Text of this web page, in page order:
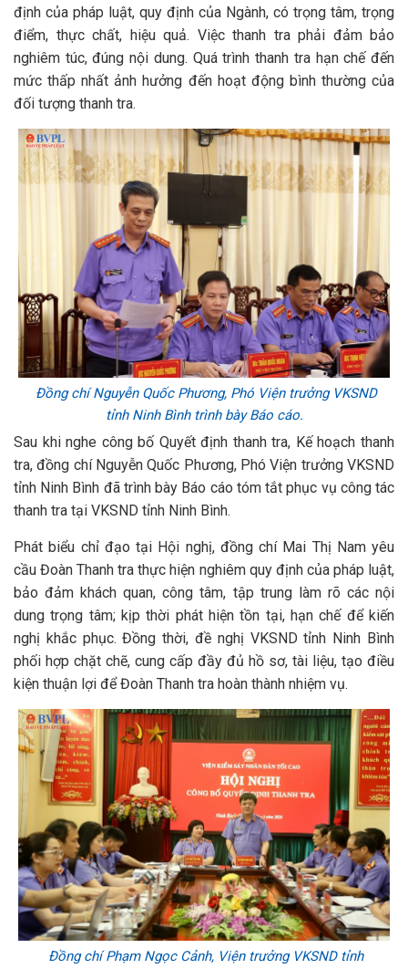
định của pháp luật, quy định của Ngành, có trọng tâm, trọng
điểm, thực chất, hiệu quả. Việc thanh tra phải đảm bảo
nghiêm túc, đúng nội dung. Quá trình thanh tra hạn chế đến
mức thấp nhất ảnh hưởng đến hoạt động bình thường của
đối tượng thanh tra.
Đồng chí Nguyễn Quốc Phương, Phó Viện trưởng VKSND
tỉnh Ninh Bình trình bày Báo cáo.
Sau khi nghe công bố Quyết định thanh tra, Kế hoạch thanh
tra, đồng chí Nguyễn Quốc Phương, Phó Viện trưởng VKSND
tỉnh Ninh Bình đã trình bày Báo cáo tóm tắt phục vụ công tác
thanh tra tại VKSND tỉnh Ninh Bình.
Phát biểu chỉ đạo tại Hội nghị, đồng chí Mai Thị Nam yêu
cầu Đoàn Thanh tra thực hiện nghiêm quy định của pháp luật,
bảo đảm khách quan, công tâm, tập trung làm rõ các nội
dung trọng tâm; kịp thời phát hiện tồn tại, hạn chế để kiến
nghị khắc phục. Đồng thời, đề nghị VKSND tỉnh Ninh Bình
phối hợp chặt chẽ, cung cấp đầy đủ hồ sơ, tài liệu, tạo điều
kiện thuận lợi để Đoàn Thanh tra hoàn thành nhiệm vụ.
Đồng chí Phạm Ngọc Cảnh, Viện trưởng VKSND tỉnh